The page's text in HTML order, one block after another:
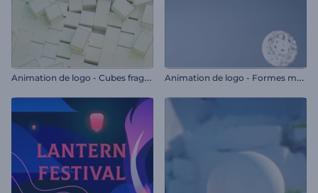
A
nimation de logo - Cubes fragmentés A
nimation de logo - Formes métalliques